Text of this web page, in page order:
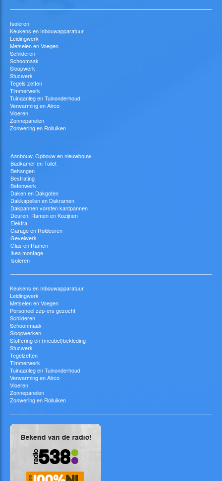
Isoleren
Keukens en Inbouwapparatuur
Leidingwerk
Metselen en Voegen
Schilderen
Schoomaak
Sloopwerk
Stucwerk
Tegels zetten
Timmerwerk
Tuinaanleg en Tuinonderhoud
Verwarming en Airco
Vloeren
Zonnepanelen
Zonwering en Rolluiken
Aanbouw, Opbouw en nieuwbouw
Badkamer en Toilet
Behangen
Bestrating
Betonwerk
Daken en Dakgoten
Dakkapellen en Dakramen
Dakpannen vorsten kantpannen
Deuren, Ramen en Kozijnen
Elektra
Garage en Roldeuren
Gevelwerk
Glas en Ramen
Ikea montage
Isoleren
Keukens en Inbouwapparatuur
Leidingwerk
Metselen en Voegen
Personeel zzp-ers gezocht
Schilderen
Schoonmaak
Sloopwerken
Stoffering en (meubel)bekleding
Stucwerk
Tegelzetten
Timmerwerk
Tuinaanleg en Tuinonderhoud
Verwarming en Airco
Vloeren
Zonnepanelen
Zonwering en Rolluiken